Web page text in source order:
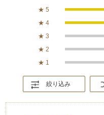
★ 5
★ 4
★ 3
★ 2
★ 1
絞り込み